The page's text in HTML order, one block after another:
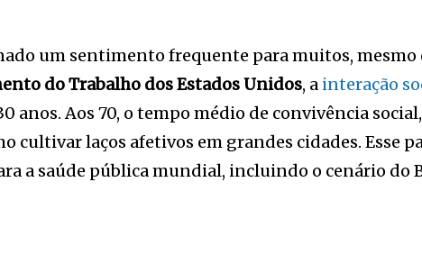
um sentimento frequente para muitos,
do Trabalho dos Estados Unidos, a interação
Aos 70, o tempo médio de convivência
cultivar laços afetivos em grandes cidades. Esse
a saúde pública mundial, incluindo o cenário do